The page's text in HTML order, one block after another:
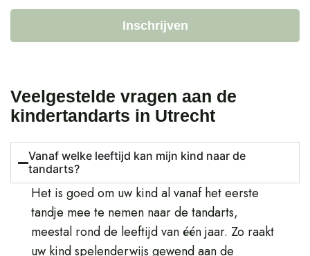
Inschrijven
Veelgestelde vragen aan de
kindertandarts in Utrecht
Vanaf welke leeftijd kan mijn kind naar de
tandarts?
Het is goed om uw kind al vanaf het eerste
tandje mee te nemen naar de tandarts,
meestal rond de leeftijd van één jaar. Zo raakt
uw kind spelenderwijs gewend aan de